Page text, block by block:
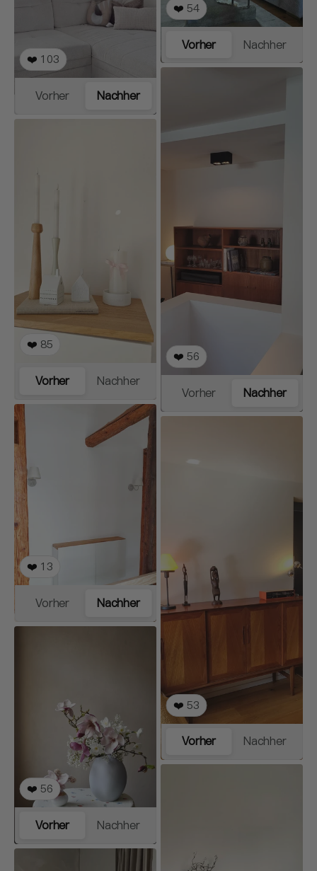
❤️ 103
Vorher Nachher
❤️ 85
Vorher Nachher
❤️ 13
Vorher Nachher
❤️ 56
Vorher Nachher
❤️ 54
Vorher Nachher
❤️ 56
Vorher Nachher
❤️ 53
Vorher Nachher